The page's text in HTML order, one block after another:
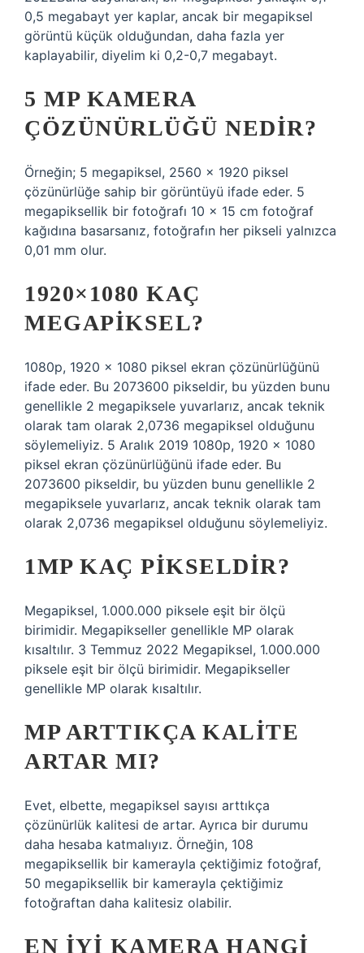
0,5 megabayt yer kaplar, ancak bir megapiksel
görüntü küçük olduğundan, daha fazla yer
kaplayabilir, diyelim ki 0,2-0,7 megabayt.
5 MP KAMERA
ÇÖZÜNÜRLÜĞÜ NEDIR?
Örneğin; 5 megapiksel, 2560 x 1920 piksel
çözünürlüğe sahip bir görüntüyü ifade eder. 5
megapiksellik bir fotoğrafı 10 x 15 cm fotoğraf
kağıdına basarsanız, fotoğrafın her pikseli yalnızca
0,01 mm olur.
1920×1080 KAÇ
MEGAPIKSEL?
1080p, 1920 x 1080 piksel ekran çözünürlüğünü
ifade eder. Bu 2073600 pikseldir, bu yüzden bunu
genellikle 2 megapiksele yuvarlarız, ancak teknik
olarak tam olarak 2,0736 megapiksel olduğunu
söylemeliyiz. 5 Aralık 2019 1080p, 1920 x 1080
piksel ekran çözünürlüğünü ifade eder. Bu
2073600 pikseldir, bu yüzden bunu genellikle 2
megapiksele yuvarlarız, ancak teknik olarak tam
olarak 2,0736 megapiksel olduğunu söylemeliyiz.
1MP KAÇ PIKSELDIR?
Megapiksel, 1.000.000 piksele eşit bir ölçü
birimidir. Megapikseller genellikle MP olarak
kısaltılır. 3 Temmuz 2022 Megapiksel, 1.000.000
piksele eşit bir ölçü birimidir. Megapikseller
genellikle MP olarak kısaltılır.
MP ARTTIKÇA KALITE
ARTAR MI?
Evet, elbette, megapiksel sayısı arttıkça
çözünürlük kalitesi de artar. Ayrıca bir durumu
daha hesaba katmalıyız. Örneğin, 108
megapiksellik bir kamerayla çektiğimiz fotoğraf,
50 megapiksellik bir kamerayla çektiğimiz
fotoğraftan daha kalitesiz olabilir.
EN IYI KAMERA HANGI